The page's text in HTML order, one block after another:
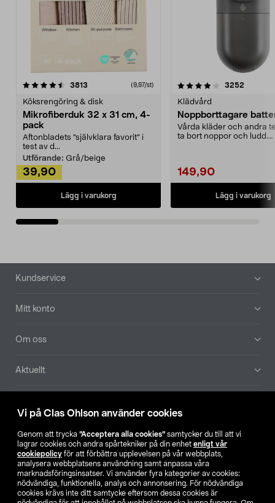
Vi på Clas Ohlson använder cookies
Genom att trycka ”Acceptera alla cookies” samtycker du till att vi
lagrar cookies och andra spårtekniker på din enhet enligt vår
cookiepolicy för att förbättra upplevelsen på vår webbplats,
analysera webbplatsens användning samt anpassa våra
marknadsföringsinsatser. Vi använder fyra kategorier av cookies:
nödvändiga, funktionella, analys och annonsering. För nödvändiga
cookies krävs inte ditt samtycke eftersom dessa cookies är
3813 (9,97/st)
Köksrengöring & disk
Mikrofiberduk 32 x 31 cm, 4-
pack
Aftonbladets "självklara favorit” i
test av d...
Utförande: Grå/beige
39,90
Lägg i varukorg
4.0av 5 stjärnor 3252
Klädvård
Noppborttagare
Vårda kläder och andra
ta bort noppor och ludd.
149,90
Lägg i varukorg
4.5av 5 stjärnor
Sidfot
Kundservice
Mitt konto
Om oss
Aktuellt
Hitta butik
SE NO FI